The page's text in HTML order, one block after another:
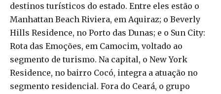
destinos turísticos do estado. Entre eles estão o
Manhattan Beach Riviera, em Aquiraz; o Beverly
Hills Residence, no Porto das Dunas; e o Sun City:
Rota das Emoções, em Camocim, voltado ao
segmento de turismo. Na capital, o New York
Residence, no bairro Cocó, integra a atuação no
segmento residencial. Fora do Ceará, o grupo